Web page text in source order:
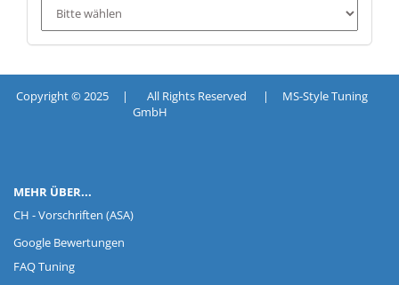
Copyright © 2025 | All Rights Reserved | MS-Style Tuning
GmbH
MEHR ÜBER...
CH - Vorschriften (ASA)
Google Bewertungen
FAQ Tuning